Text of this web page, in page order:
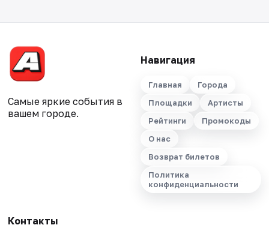
Самые яркие события в
вашем городе.
Навигация
Главная
Города
Площадки
Артисты
Рейтинги
Промокоды
О нас
Возврат билетов
Политика
конфиденциальности
Контакты